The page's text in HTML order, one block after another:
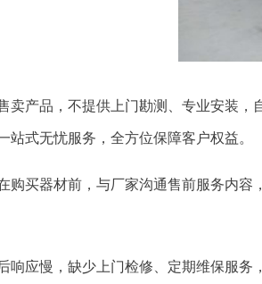
卖产品，不提供上门勘测、专业安装
站式无忧服务，全方位保障客户权益。
购买器材前，与厂家沟通售前服务内容
响应慢，缺少上门检修、定期维保服